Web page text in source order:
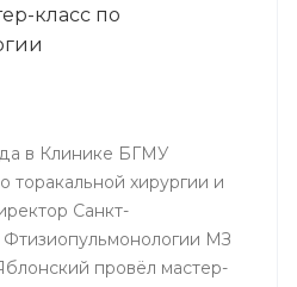
класс по
в Клинике БГМУ
торакальной хирургии и
Санкт-
МЗ
провёл мастер-